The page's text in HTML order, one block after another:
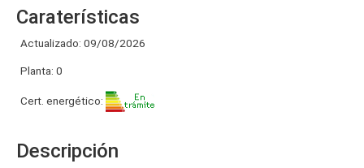
Caraterísticas
Actualizado: 09/08/2026
Planta: 0
Cert. energético:
Descripción